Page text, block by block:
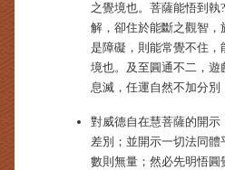
之覺境也。菩薩能悟到
解，卻住於能斷之觀智
是障礙，則能常覺不住
境也。及至圓通不二，
息滅，任運自然不加分
對威德自在慧菩薩的開
差別；並開示一切法同
數則無量；然必先明悟